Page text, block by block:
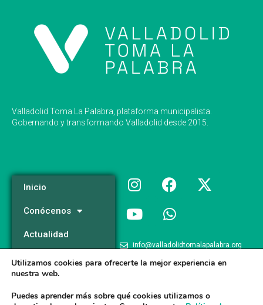
Valladolid Toma La Palabra, plataforma municipalista.
Gobernando y transformando Valladolid desde 2015.
Inicio
Conócenos
Actualidad
Programa
info@valladolidtomalapalabra.org
+34 983 426 124
Utilizamos cookies para ofrecerte la mejor experiencia en
nuestra web.
Puedes aprender más sobre qué cookies utilizamos o